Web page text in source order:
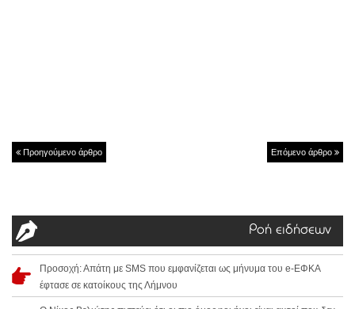
Προηγούμενο άρθρο Επόμενο άρθρο
Ροή ειδήσεων
Προσοχή: Απάτη με SMS που εμφανίζεται ως μήνυμα του e-ΕΦΚΑ
έφτασε σε κατοίκους της Λήμνου